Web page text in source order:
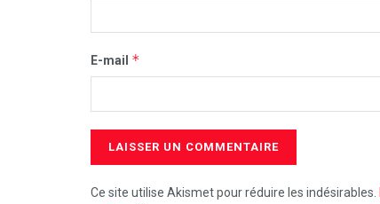
E-mail *
Ce site utilise Akismet pour réduire les indésirables.